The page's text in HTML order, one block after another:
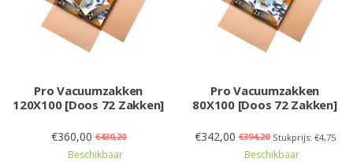
Pro Vacuumzakken
120X100 [Doos 72 Zakken]
€360,00 €430,20
Beschikbaar
Pro Vacuumzakken
80X100 [Doos 72 Zakken]
€342,00 €394,20 Stukprijs: €4,75
Beschikbaar